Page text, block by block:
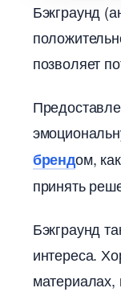
Бэкграунд
позволяет
рендом,
принять
Бэкграунд
интереса.​
материалах,